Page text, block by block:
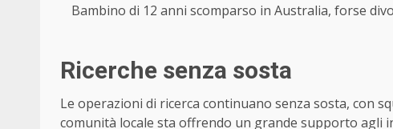
Bambino di 12 anni scomparso in Australia, forse
Ricerche senza sosta
Le operazioni di ricerca continuano senza sosta, con
comunità locale sta offrendo un grande supporto agli